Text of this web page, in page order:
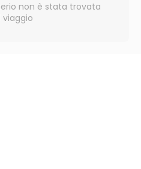
non è stata trovata
viaggio